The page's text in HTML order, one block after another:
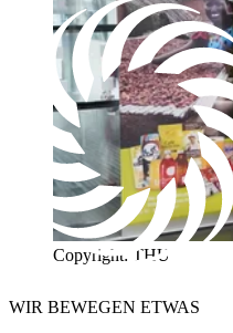
Copyright: THU
WIR BEWEGEN ETWAS